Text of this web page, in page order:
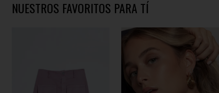
NUESTROS FAVORITOS PARA TÍ